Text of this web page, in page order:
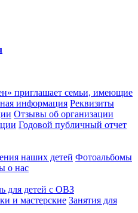
приглашает семьи, имеющие
информация Реквизиты
Отзывы об организации
Годовой публичный отчет
наших детей Фотоальбомы
о нас
для детей с ОВЗ
и мастерские Занятия для